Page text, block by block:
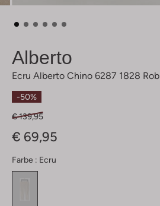
Alberto
Ecru Alberto Chino 6287 1828 Rob
-50%
€ 139,95
€ 69,95
Farbe : Ecru